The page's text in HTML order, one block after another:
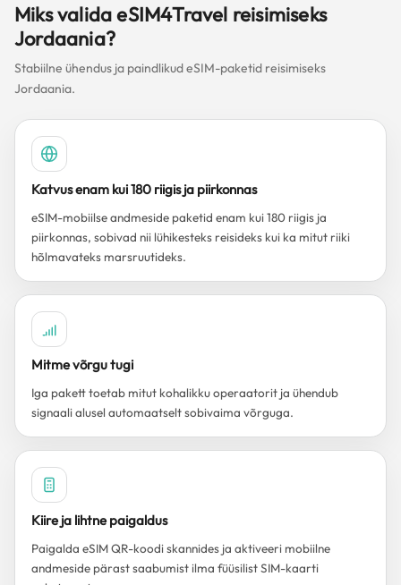
Miks valida eSIM4Travel reisimiseks
Jordaania?
Stabiilne ühendus ja paindlikud eSIM-paketid reisimiseks
Jordaania.
Katvus enam kui 180 riigis ja piirkonnas
eSIM-mobiilse andmeside paketid enam kui 180 riigis ja
piirkonnas, sobivad nii lühikesteks reisideks kui ka mitut riiki
hõlmavateks marsruutideks.
Mitme võrgu tugi
Iga pakett toetab mitut kohalikku operaatorit ja ühendub
signaali alusel automaatselt sobivaima võrguga.
Kiire ja lihtne paigaldus
Paigalda eSIM QR-koodi skannides ja aktiveeri mobiilne
andmeside pärast saabumist ilma füüsilist SIM-kaarti